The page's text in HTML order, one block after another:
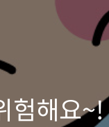
험해요~!